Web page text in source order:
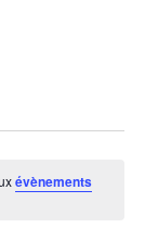
évènements